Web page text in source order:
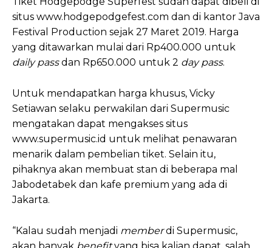
situs www.hodgepodgefest.com dan di kantor Java
Festival Production sejak 27 Maret 2019. Harga
yang ditawarkan mulai dari Rp400.000 untuk
daily passdan Rp650.000 untuk 2 day pass.
Untuk mendapatkan harga khusus, Vicky
Setiawan selaku perwakilan dari Supermusic
mengatakan dapat mengakses situs
www.supermusic.id untuk melihat penawaran
menarik dalam pembelian tiket. Selain itu,
pihaknya akan membuat stan di beberapa mal
Jabodetabek dan kafe premium yang ada di
Jakarta.
“Kalau sudah menjadi memberdi Supermusic,